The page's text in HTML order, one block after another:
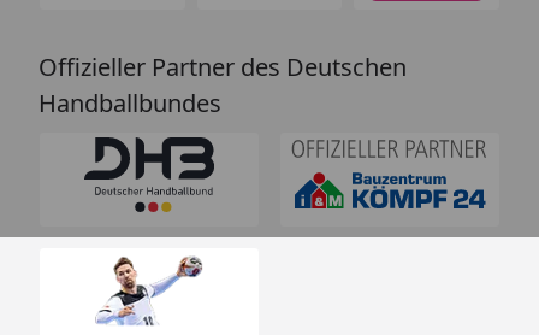
Offizieller Partner des Deutschen
Handballbundes